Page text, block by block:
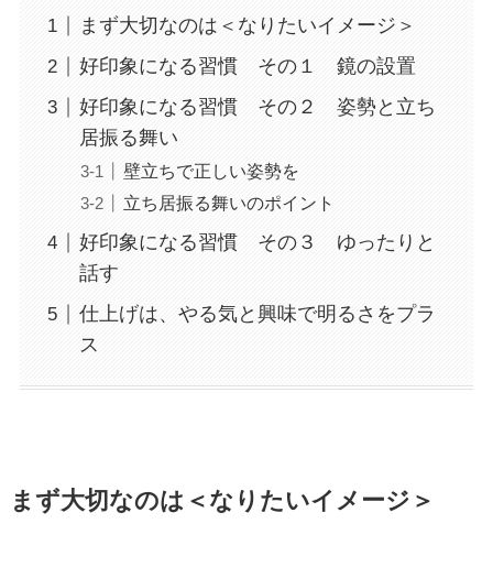
まず大切なのは＜なりたいイメージ＞
好印象になる習慣 その１ 鏡の設置
好印象になる習慣 その２ 姿勢と立ち
居振る舞い
壁立ちで正しい姿勢を
立ち居振る舞いのポイント
好印象になる習慣 その３ ゆったりと
話す
仕上げは、やる気と興味で明るさをプラ
ス
まず大切なのは＜なりたいイメージ＞